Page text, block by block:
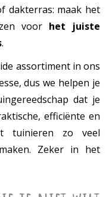
dakterras: maak het
voor het juiste
.
assortiment in ons
dus we helpen je
dat je
efficiënte en
tuinieren zo veel
Zeker in het